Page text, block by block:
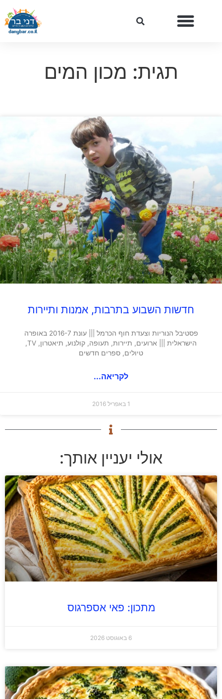
תגית: מכון המים
חדשות השבוע בתרבות, אמנות ותיירות
פסטיבל הנוריות וצעדת חוף הכרמל ||| עונת 2016-7 באופרה
הישראלית ||| ארועים, תיירות, תעופה, קולנוע, תיאטרון, TV,
טיולים, ספרים חדשים
לקריאה...
1 באפריל 2016
אולי יעניין אותך:
מתכון: פאי אספרגוס
6 באוגוסט 2026